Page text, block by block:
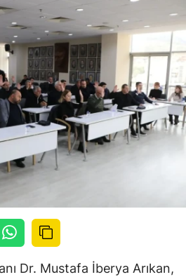
Dr. Mustafa İberya Arıkan,